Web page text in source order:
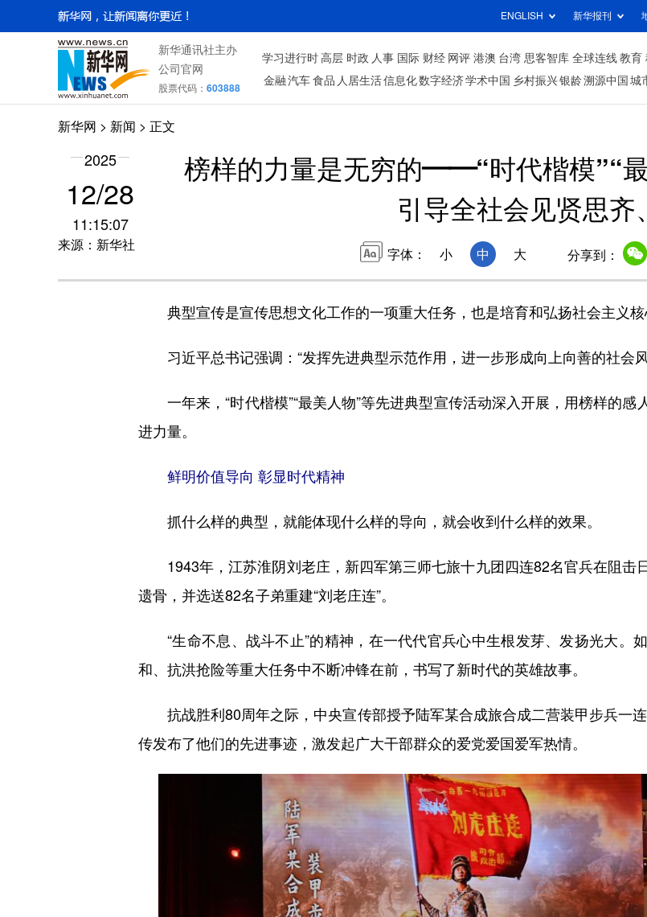
ENGLISH 新华报刊
新华通讯社主办
公司官网
股票代码： 603888
学习进行时 高层 时政 人事 国际 财经 网评 港澳 台湾 思客智库 全球连线 教育
金融 汽车 食品 人居生活信息化数字经济学术中国 乡村振兴银龄溯源中国 城
新华网 > 新闻 > 正文
2025
12/28
11:15:07
来源：新华社
榜样的力量是无穷的——“时代楷模”“
引导全社会见贤思齐
字体： 小 中 大 分享到：
典型宣传是宣传思想文化工作的一项重大任务，也是培育和弘扬社会主义核
习近平总书记强调：“发挥先进典型示范作用，进一步形成向上向善的社会
一年来，“时代楷模”“最美人物”等先进典型宣传活动深入开展，用榜样的感
进力量。
鲜明价值导向 彰显时代精神
抓什么样的典型，就能体现什么样的导向，就会收到什么样的效果。
1943年，江苏淮阴刘老庄，新四军第三师七旅十九团四连82名官兵在阻击
遗骨，并选送82名子弟重建“刘老庄连”。
“生命不息、战斗不止”的精神，在一代代官兵心中生根发芽、发扬光大。
和、抗洪抢险等重大任务中不断冲锋在前，书写了新时代的英雄故事。
抗战胜利80周年之际，中央宣传部授予陆军某合成旅合成二营装甲步兵一连
传发布了他们的先进事迹，激发起广大干部群众的爱党爱国爱军热情。